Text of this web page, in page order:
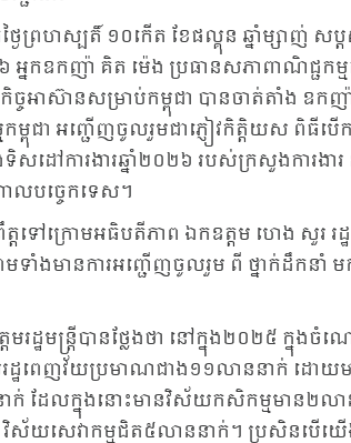
ថ្ងៃព្រហស្បតិ៍ ១០កើត ខែផល្គុន ឆ្នាំម្សាញ់
៦ អ្នកឧកញ៉ា គិត ម៉េង ប្រធានសភាពាណិជ្ជកម្
ច្ចអាស៊ានសម្រាប់កម្ពុជា បានចាត់តាំង ឧ
ម្ពុជា អញ្ជើញចូលរួមជាភ្ញៀវកិត្តិយស ពិធីប
សដៅការងារឆ្នាំ២០២៦ របស់ក្រសួងការងារ
ាលបច្ចេកទេស។
តទៅក្រោមអធិបតីភាព ឯកឧត្តម ហេង សួរ រដ្ឋ
មទាំងមានការអញ្ជើញចូលរួម ពី ថ្នាក់ដឹកនាំ
រដ្ឋមន្ត្រីបានថ្លែងថា នៅក្នុង២០២៥ ក្នុង
ឋពេញវ័យប្រមាណជាង១១លាននាក់ ដោយមា
ាក់ ដែលក្នុងនោះមានវិស័យកសិកម្មមាន២
វិស័យសេវាកម្មជិត៥លាននាក់។ ប្រសិនបើ